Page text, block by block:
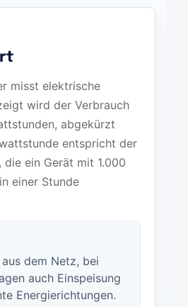
misst elektrische
wird der Verbrauch
abgekürzt
entspricht der
die ein Gerät mit 1.000
einer Stunde
dem Netz, bei
auch Einspeisung
Energierichtungen.